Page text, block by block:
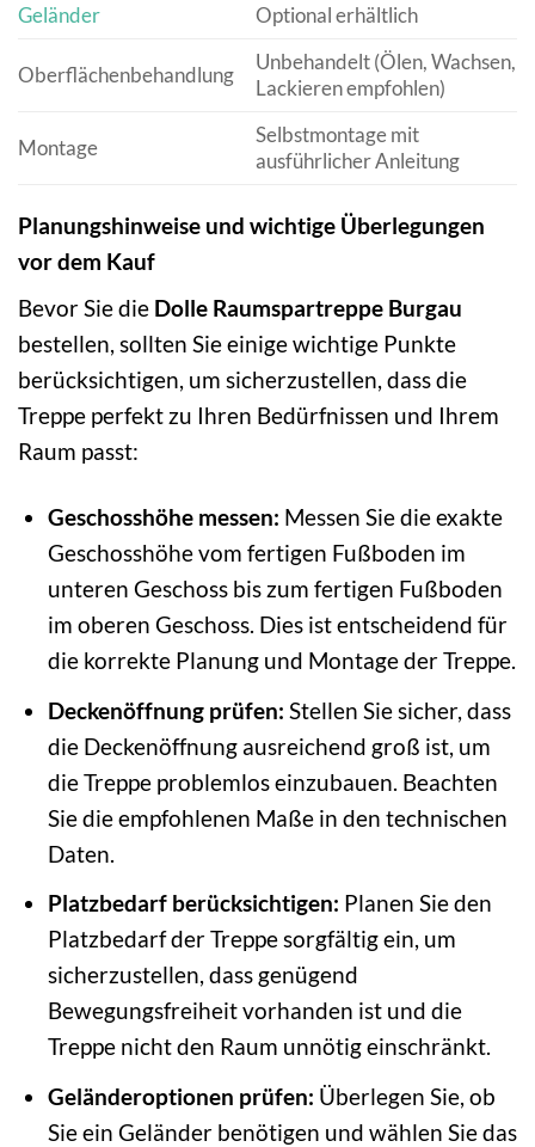
Geländer
Optional erhältlich
Oberflächenbehandlung
Unbehandelt (Ölen, Wachsen,
Lackieren empfohlen)
Montage
Selbstmontage mit
ausführlicher Anleitung
Planungshinweise und wichtige Überlegungen
vor dem Kauf
Bevor Sie die Dolle Raumspartreppe Burgau
bestellen, sollten Sie einige wichtige Punkte
berücksichtigen, um sicherzustellen, dass die
Treppe perfekt zu Ihren Bedürfnissen und Ihrem
Raum passt:
Geschosshöhe messen: Messen Sie die exakte
Geschosshöhe vom fertigen Fußboden im
unteren Geschoss bis zum fertigen Fußboden
im oberen Geschoss. Dies ist entscheidend für
die korrekte Planung und Montage der Treppe.
Deckenöffnung prüfen: Stellen Sie sicher, dass
die Deckenöffnung ausreichend groß ist, um
die Treppe problemlos einzubauen. Beachten
Sie die empfohlenen Maße in den technischen
Daten.
Platzbedarf berücksichtigen: Planen Sie den
Platzbedarf der Treppe sorgfältig ein, um
sicherzustellen, dass genügend
Bewegungsfreiheit vorhanden ist und die
Treppe nicht den Raum unnötig einschränkt.
Geländeroptionen prüfen: Überlegen Sie, ob
Sie ein Geländer benötigen und wählen Sie das